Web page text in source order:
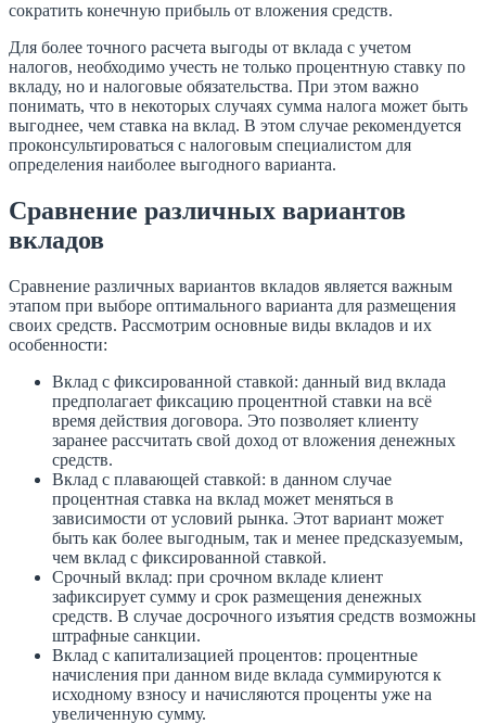
сократить конечную прибыль от вложения средств.
Для более точного расчета выгоды от вклада с учетом
налогов, необходимо учесть не только процентную ставку по
вкладу, но и налоговые обязательства. При этом важно
понимать, что в некоторых случаях сумма налога может быть
выгоднее, чем ставка на вклад. В этом случае рекомендуется
проконсультироваться с налоговым специалистом для
определения наиболее выгодного варианта.
Сравнение различных вариантов
вкладов
Сравнение различных вариантов вкладов является важным
этапом при выборе оптимального варианта для размещения
своих средств. Рассмотрим основные виды вкладов и их
особенности:
Вклад с фиксированной ставкой: данный вид вклада
предполагает фиксацию процентной ставки на всё
время действия договора. Это позволяет клиенту
заранее рассчитать свой доход от вложения денежных
средств.
Вклад с плавающей ставкой: в данном случае
процентная ставка на вклад может меняться в
зависимости от условий рынка. Этот вариант может
быть как более выгодным, так и менее предсказуемым,
чем вклад с фиксированной ставкой.
Срочный вклад: при срочном вкладе клиент
зафиксирует сумму и срок размещения денежных
средств. В случае досрочного изъятия средств возможны
штрафные санкции.
Вклад с капитализацией процентов: процентные
начисления при данном виде вклада суммируются к
исходному взносу и начисляются проценты уже на
увеличенную сумму.